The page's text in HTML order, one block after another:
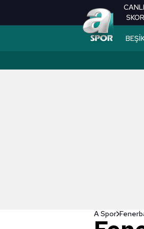
CANLI
SKOR
A Spor